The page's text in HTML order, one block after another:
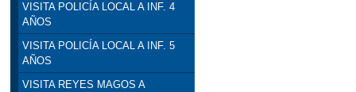
VISITA POLICÍA LOCAL A INF. 4
AÑOS
VISITA POLICÍA LOCAL A INF. 5
AÑOS
VISITA REYES MAGOS A